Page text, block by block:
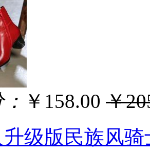
￥158.00 ￥
级版民族风